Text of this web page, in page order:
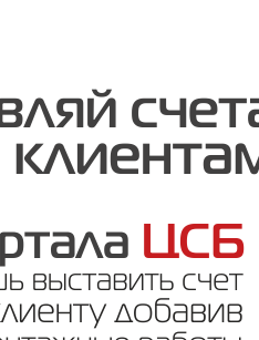
Турникет п/а SA-401-Е300-EM
Под заказ